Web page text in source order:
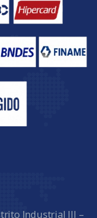
Industrial III –